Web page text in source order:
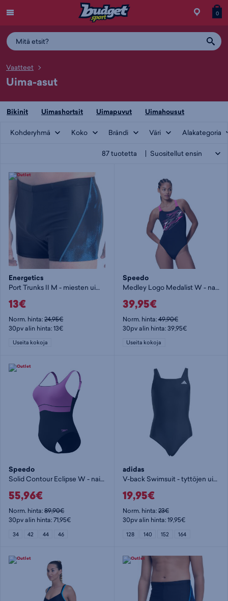
Siirry
0
Vaatteet
Uima-asut
Bikinit Uimashortsit Uimapuvut Uimahousut
Kohderyhmä Koko Brändi Väri Alakategoria
87tuotetta
Energetics
Port Trunks II M - miesten uimahousut
13€
Norm. hinta:24,95€
30pv alin hinta: 13€
Useita kokoja
Speedo
Medley Logo Medalist W - naisten uimapuku
39,95€
Norm. hinta:49,90€
30pv alin hinta: 39,95€
Useita kokoja
Speedo
Solid Contour Eclipse W - naisten uimapuku
55,96€
Norm. hinta:89,90€
30pv alin hinta: 71,95€
34 42 44 46
adidas
V-back Swimsuit - tyttöjen uimapuku
19,95€
Norm. hinta:23€
30pv alin hinta: 19,95€
128 140 152 164